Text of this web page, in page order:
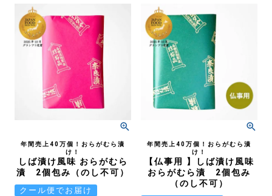
年間売上40万個！おらがむら漬
け！
しば漬け風味 おらがむら
漬 2個包み（のし不可）
クール便でお届け
年間売上40万個！おらがむら漬
け！
【仏事用 】しば漬け風味
おらがむら漬 2個包み
（のし不可）